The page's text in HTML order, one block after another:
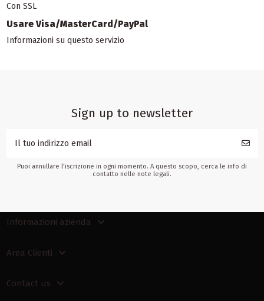
Con SSL
Usare Visa/MasterCard/PayPal
Informazioni su questo servizio
Sign up to newsletter
Puoi annullare l'iscrizione in ogni momento. A questo scopo, cerca le info di
contatto nelle note legali.
Informazioni azienda
Area Clienti
Contact us